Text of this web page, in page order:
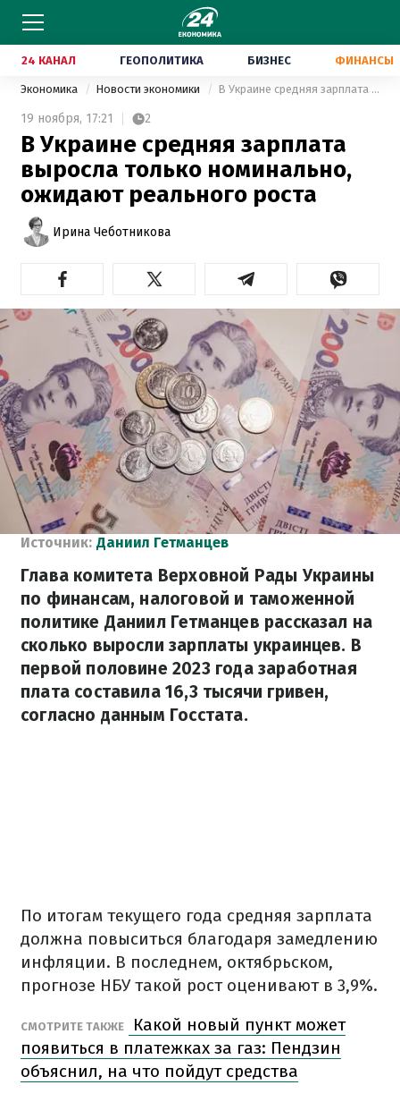
24 КАНАЛ ГЕОПОЛИТИКА БИЗНЕС ФИНАНСЫ
Экономика Новости экономики В Украине средняя зарплата выросла только номинально, ожидают реального роста
19 ноября, 17:21 2
В Украине средняя зарплата
выросла только номинально,
ожидают реального роста
Ирина Чеботникова
Источник: Даниил Гетманцев
Глава комитета Верховной Рады Украины
по финансам, налоговой и таможенной
политике Даниил Гетманцев рассказал на
сколько выросли зарплаты украинцев. В
первой половине 2023 года заработная
плата составила 16,3 тысячи гривен,
согласно данным Госстата.
По итогам текущего года средняя зарплата
должна повыситься благодаря замедлению
инфляции. В последнем, октябрьском,
прогнозе НБУ такой рост оценивают в 3,9%.
СМОТРИТЕ ТАКЖЕ
Какой новый пункт может
появиться в платежках за газ: Пендзин
объяснил, на что пойдут средства